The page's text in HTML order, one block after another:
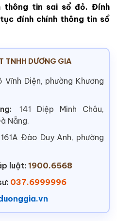
thông tin sai sổ đỏ. Đính
đính chính thông tin sổ
TNHH DƯƠNG GIA
Vĩnh Diện, phường Khương
141 Diệp Minh Châu,
Nẵng.
161A Đào Duy Anh, phường
luật: 1900.6568
037.6999996